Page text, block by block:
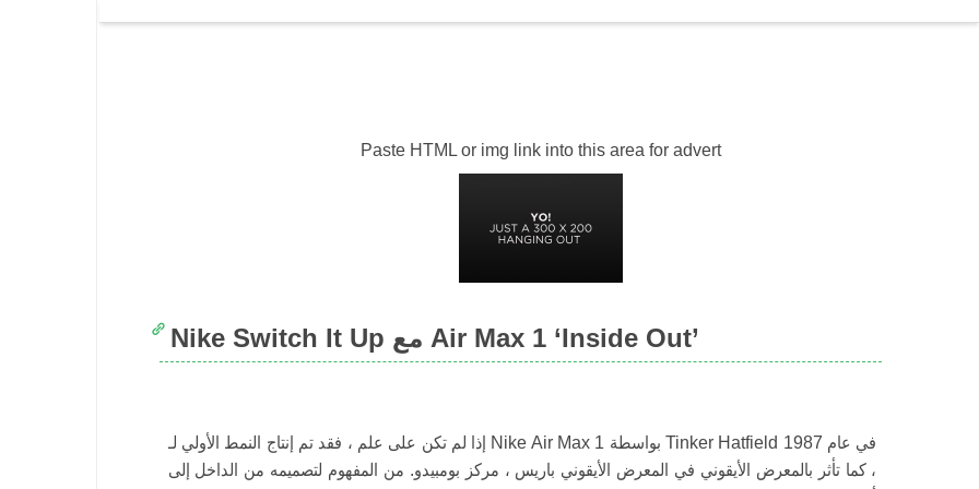
Paste HTML or img link into this area for advert
Nike Switch It Up مع Air Max 1 ‘Inside Out’
إذا لم تكن على علم ، فقد تم إنتاج النمط الأولي لـ Nike Air Max 1 بواسطة Tinker Hatfield في عام 1987
، كما تأثر بالمعرض الأيقوني في المعرض الأيقوني باريس ، مركز بومبيدو. من المفهوم لتصميمه من الداخل إلى